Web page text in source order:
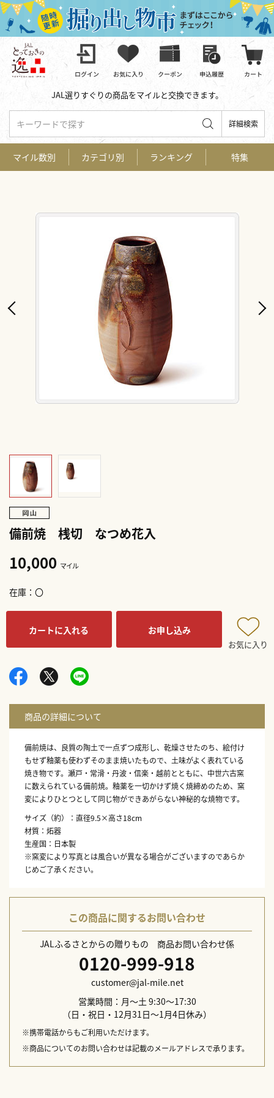
JAL選りすぐりの商品をマイルと交換できます。
キーワードで探す 詳細検索
備前焼 桟切 なつめ花入
10,000 マイル
在庫 〇
カートに入れる お申し込み
お気に入り
備前焼は、良質の陶土で一点ずつ成形し、乾燥させたのち、絵付け
もせず釉薬も使わずそのまま焼いたもので、土味がよく表れている
焼き物です。瀬戸・常滑・丹波・信楽・越前とともに、中世六古窯
に数えられている備前焼。釉薬を一切かけず焼く焼締めのため、窯
変によりひとつとして同じ物ができあがらない神秘的な焼物です。
サイズ（約）：直径9.5×高さ18cm
材質：炻器
生産国：日本製
※窯変により写真とは風合いが異なる場合がございますのであらか
じめご了承ください。
この商品に関するお問い合わせ
JALふるさとからの贈りもの 商品お問い合わせ係
0120-999-918
customer@jal-mile.net
営業時間：月～土 9:30～17:30
（日・祝日・12月31日～1月4日休み）
※携帯電話からもご利用いただけます。
※商品についてのお問い合わせは記載のメールアドレスで承ります。
マイル数別 カテゴリ別 ランキング 特集